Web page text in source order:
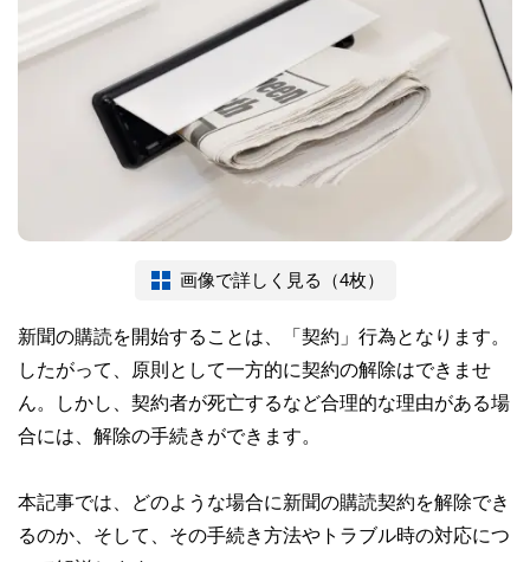
画像で詳しく見る（4枚）
新聞の購読を開始することは、「契約」行為となります。
したがって、原則として一方的に契約の解除はできませ
ん。しかし、契約者が死亡するなど合理的な理由がある場
合には、解除の手続きができます。
本記事では、どのような場合に新聞の購読契約を解除でき
るのか、そして、その手続き方法やトラブル時の対応につ